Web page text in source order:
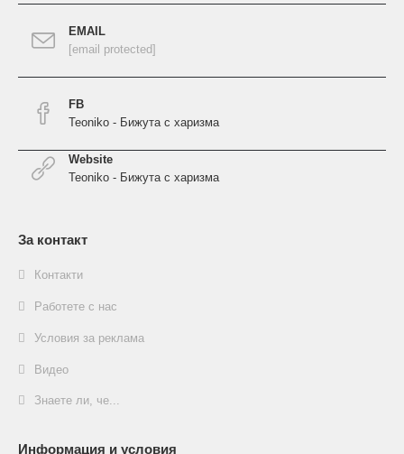
EMAIL
[email protected]
FB
Teoniko - Бижута с харизма
Website
Teoniko - Бижута с харизма
За контакт
Контакти
Работете с нас
Условия за реклама
Видео
Знаете ли, че...
Информация и условия